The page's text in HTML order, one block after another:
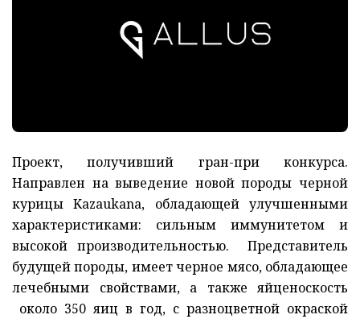
Проект, получивший гран-при конкурса.
Направлен на выведение новой породы черной
курицы Kazaukana, обладающей улучшенными
характеристиками: сильным иммунитетом и
высокой производительностью. Представитель
будущей породы, имеет черное мясо, обладающее
лечебными свойствами, а также яйценоскость
около 350 яиц в год, с разноцветной окраской